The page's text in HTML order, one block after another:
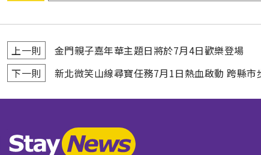
上一則
金門親子嘉年華主題日將於7月4日歡樂登場
下一則
新北微笑山線尋寶任務7月1日熱血啟動 跨縣